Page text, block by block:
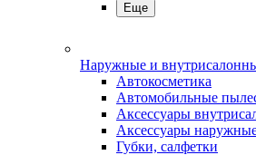
Еще
Наружные и
Автокосметика
Автомобильные
Аксесcуары
Аксессуары
Губки, салфетки